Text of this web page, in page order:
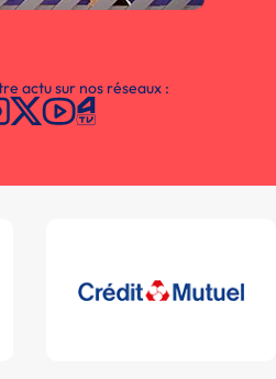
actu sur nos réseaux :